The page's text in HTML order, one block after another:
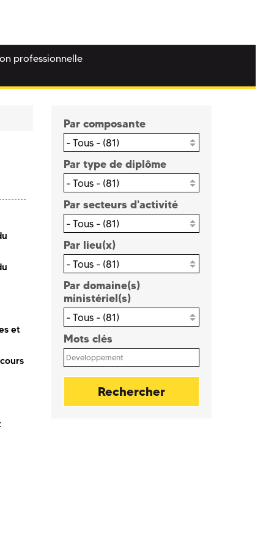
professionnelle
et
Par composante
- Tous - (81)
Par type de diplôme
- Tous - (81)
Par secteurs d'activité
- Tous - (81)
Par lieu(x)
- Tous - (81)
Par domaine(s)
ministériel(s)
- Tous - (81)
Mots clés